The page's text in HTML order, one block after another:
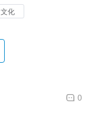
文化
0